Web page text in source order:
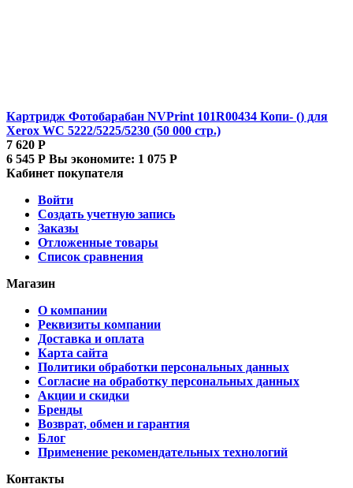
Картридж Фотобарабан NVPrint 101R00434 Копи- () для
Xerox WC 5222/5225/5230 (50 000 стр.)
7 620 Р
6 545 Р Вы экономите: 1 075 Р
Кабинет покупателя
Войти
Создать учетную запись
Заказы
Отложенные товары
Список сравнения
Магазин
О компании
Реквизиты компании
Доставка и оплата
Карта сайта
Политики обработки персональных данных
Согласие на обработку персональных данных
Акции и скидки
Бренды
Возврат, обмен и гарантия
Блог
Применение рекомендательных технологий
Контакты